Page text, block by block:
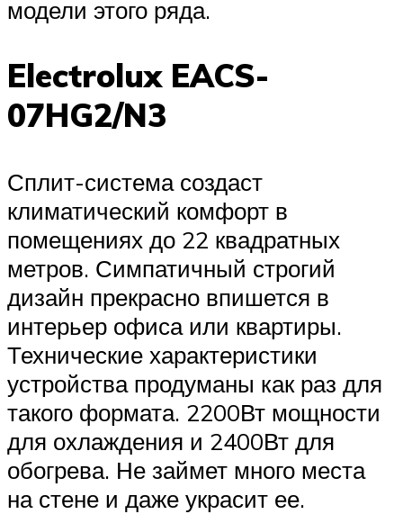
модели этого ряда.
Electrolux EACS-
07HG2/N3
Сплит-система создаст
климатический комфорт в
помещениях до 22 квадратных
метров. Симпатичный строгий
дизайн прекрасно впишется в
интерьер офиса или квартиры.
Технические характеристики
устройства продуманы как раз для
такого формата. 2200Вт мощности
для охлаждения и 2400Вт для
обогрева. Не займет много места
на стене и даже украсит ее.